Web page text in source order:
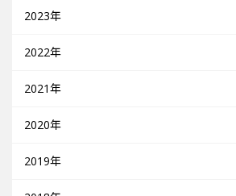
2023年
2022年
2021年
2020年
2019年